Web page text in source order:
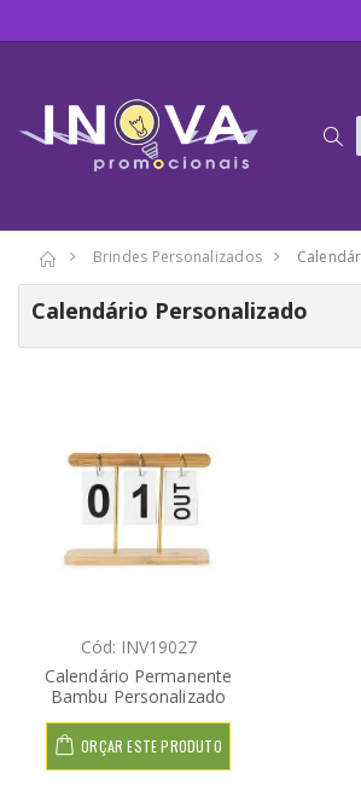
Brindes Personalizados
Calendário Personalizado
Cód: INV19027
Calendário Permanente
Bambu Personalizado
ORÇAR ESTE PRODUTO